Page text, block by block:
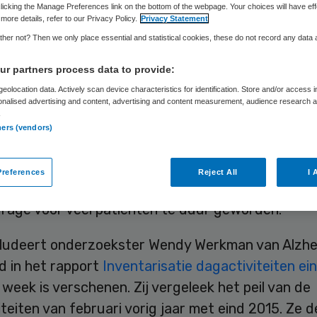
Skipr Redactie 3 maart 2016 , 11:52 43 keer gelezen
gegaan sinds de decentralisatie van Wmo-taken
Bovendien zijn veel activiteiten door de
voor veel patiënten te duur geworden.
onderzoekster Wendy Werkman van
in het rapport Inventarisatie dagactiviteiten
is verschenen. Zij vergeleek het peil van de
van februari vorig jaar met eind 2015. Ze
the Manage Preferences link on the bottom of the webpage. Your choices will have
details, refer to our Privacy Policy.
Privacy Statement
not? Then we only place essential and statistical cookies, these do not record any data
partners process data to provide:
data. Actively scan device characteristics for identification. Store and/or access
advertising and content, advertising and content measurement, audience research
(vendors)
Reject All I